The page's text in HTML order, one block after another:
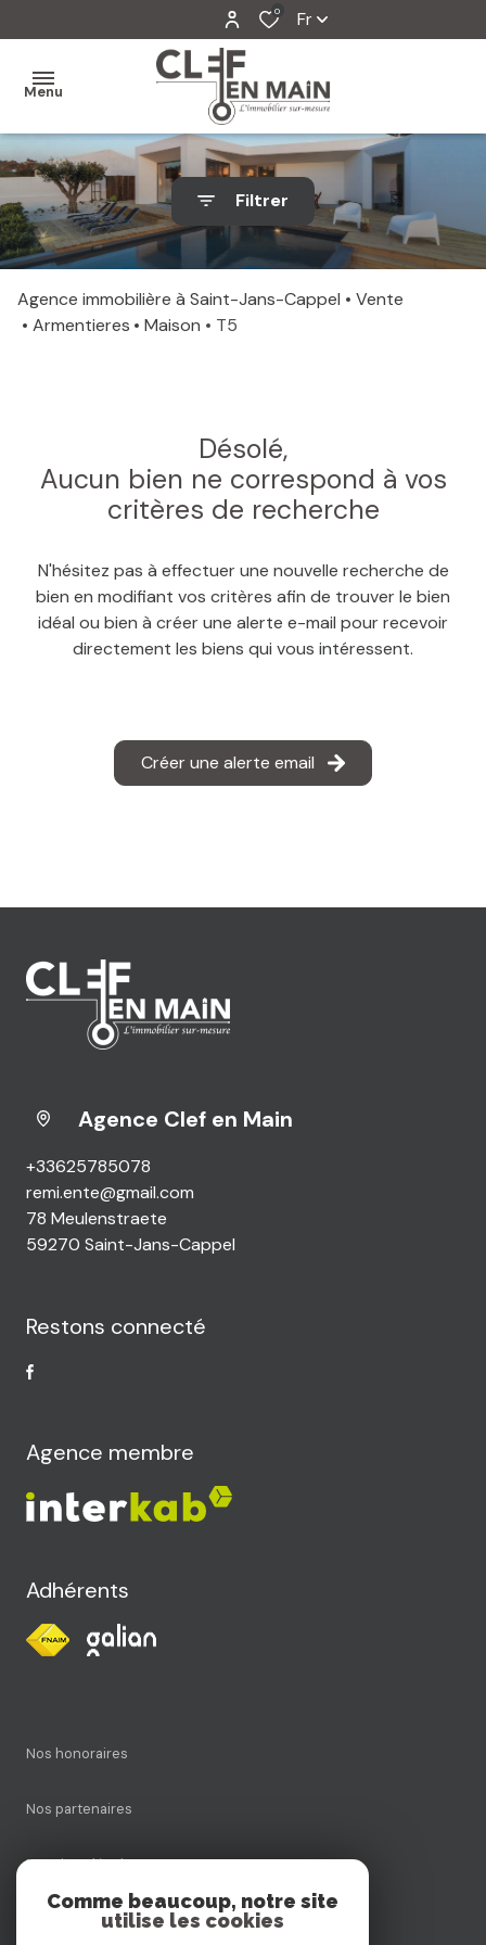
0 Fr
Menu
MON
AGENCE
MES
VENTES
MES
ALERTE
MAIL
Filtrer
Agence immobilière à Saint-Jans-Cappel
Vente
Armentieres
Maison T5
Désolé,
Aucun bien ne correspond à vos
critères de recherche
N'hésitez pas à effectuer une nouvelle recherche de
bien en modifiant vos critères afin de trouver le bien
idéal ou bien à créer une alerte e-mail pour recevoir
directement les biens qui vous intéressent.
Créer une alerte email
Agence Clef en Main
+33625785078
remi.ente@gmail.com
78 Meulenstraete
59270 Saint-Jans-Cappel
Restons connecté
Agence membre
Adhérents
Nos honoraires
Nos partenaires
Mentions légales
Comme beaucoup, notre site
utilise les cookies